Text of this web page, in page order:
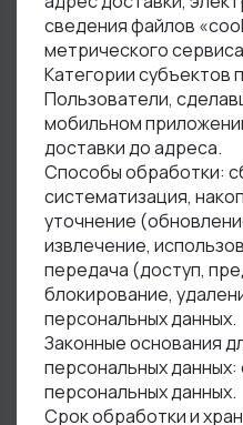
сведения файлов
метрического
Категории субъектов
Пользователи,
мобильном
доставки до адреса.
Способы обработки:
систематизация,
уточнение
извлечение,
передача (доступ,
блокирование,
персональных данных.
Законные основания
персональных
персональных данных.
Срок обработки и